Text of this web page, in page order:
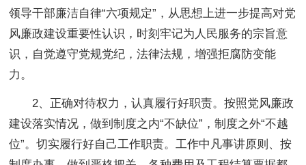
领导干部廉洁自律“六项规定”，从思想上进一步提高对党
风廉政建设重要性认识，时刻牢记为人民服务的宗旨意
识，自觉遵守党规党纪，法律法规，增强拒腐防变能
力。
2、正确对待权力，认真履行好职责。按照党风廉政
建设落实情况，做到制度之内“不缺位”，制度之外“不越
位”。切实履行好自己工作职责。工作中凡事讲原则、按